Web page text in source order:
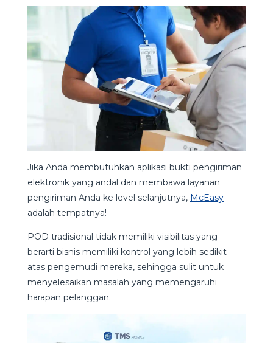
Jika Anda membutuhkan aplikasi bukti pengiriman
elektronik yang andal dan membawa layanan
pengiriman Anda ke level selanjutnya, McEasy
adalah tempatnya!
POD tradisional tidak memiliki visibilitas yang
berarti bisnis memiliki kontrol yang lebih sedikit
atas pengemudi mereka, sehingga sulit untuk
menyelesaikan masalah yang memengaruhi
harapan pelanggan.